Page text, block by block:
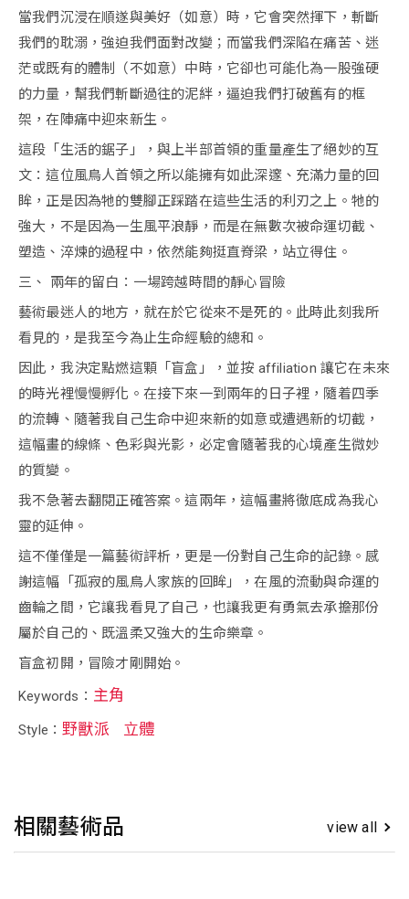
當我們沉浸在順遂與美好（如意）時，它會突然揮下，斬斷
我們的耽溺，強迫我們面對改變；而當我們深陷在痛苦、迷
茫或既有的體制（不如意）中時，它卻也可能化為一股強硬
的力量，幫我們斬斷過往的泥絆，逼迫我們打破舊有的框
架，在陣痛中迎來新生。
這段「生活的鋸子」，與上半部首領的重量產生了絕妙的互
文：這位風鳥人首領之所以能擁有如此深邃、充滿力量的回
眸，正是因為牠的雙腳正踩踏在這些生活的利刃之上。牠的
強大，不是因為一生風平浪靜，而是在無數次被命運切截、
塑造、淬煉的過程中，依然能夠挺直脊梁，站立得住。
三、 兩年的留白：一場跨越時間的靜心冒險
藝術最迷人的地方，就在於它從來不是死的。此時此刻我所
看見的，是我至今為止生命經驗的總和。
因此，我決定點燃這顆「盲盒」，並按 affiliation 讓它在未來
的時光裡慢慢孵化。在接下來一到兩年的日子裡，隨着四季
的流轉、隨著我自己生命中迎來新的如意或遭遇新的切截，
這幅畫的線條、色彩與光影，必定會隨著我的心境產生微妙
的質變。
我不急著去翻閱正確答案。這兩年，這幅畫將徹底成為我心
靈的延伸。
這不僅僅是一篇藝術評析，更是一份對自己生命的記錄。感
謝這幅「孤寂的風鳥人家族的回眸」，在風的流動與命運的
齒輪之間，它讓我看見了自己，也讓我更有勇氣去承擔那份
屬於自己的、既溫柔又強大的生命樂章。
盲盒初開，冒險才剛開始。
Keywords： 主角
Style：野獸派 立體
相關藝術品 view all